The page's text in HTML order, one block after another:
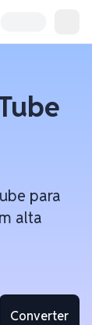
para
alta
Converter